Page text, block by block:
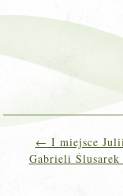
← I miejsce
Gabrieli